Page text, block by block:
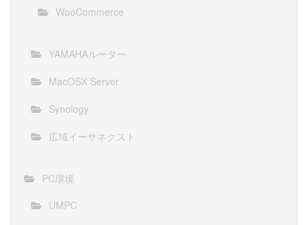
WooCommerce
YAMAHAルーター
MacOSX Server
Synology
広域イーサネクスト
PC環境
UMPC